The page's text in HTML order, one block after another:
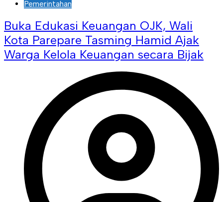
Pemerintahan
Buka Edukasi Keuangan OJK, Wali
Kota Parepare Tasming Hamid Ajak
Warga Kelola Keuangan secara Bijak